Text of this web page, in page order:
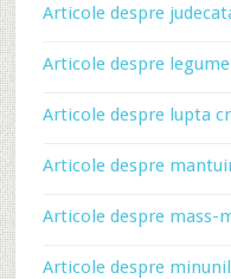
Articole despre
Articole despre
Articole despre lupta
Articole despre
Articole despre mass-
Articole despre